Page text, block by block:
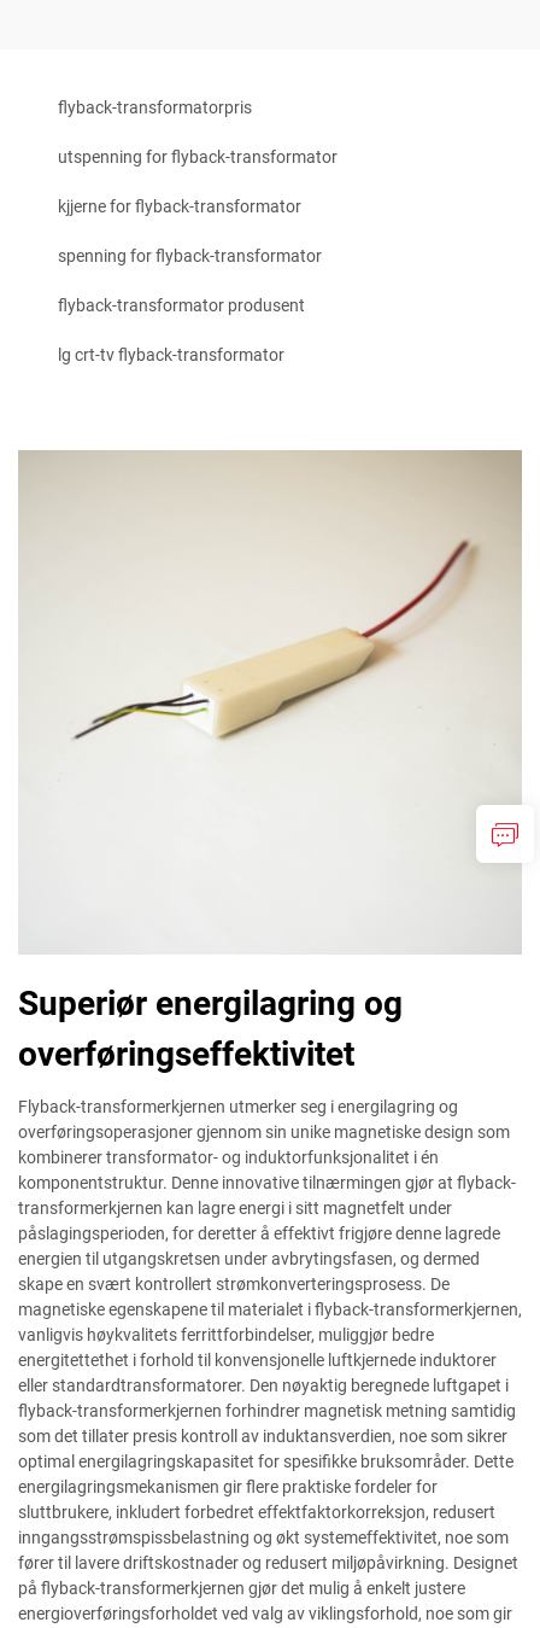
flyback-transformatorpris
utspenning for flyback-transformator
kjjerne for flyback-transformator
spenning for flyback-transformator
flyback-transformator produsent
lg crt-tv flyback-transformator
Superiør energilagring og
overføringseffektivitet
Flyback-transformerkjernen utmerker seg i energilagring og
overføringsoperasjoner gjennom sin unike magnetiske design som
kombinerer transformator- og induktorfunksjonalitet i én
komponentstruktur. Denne innovative tilnærmingen gjør at flyback-
transformerkjernen kan lagre energi i sitt magnetfelt under
påslagingsperioden, for deretter å effektivt frigjøre denne lagrede
energien til utgangskretsen under avbrytingsfasen, og dermed
skape en svært kontrollert strømkonverteringsprosess. De
magnetiske egenskapene til materialet i flyback-transformerkjernen,
vanligvis høykvalitets ferrittforbindelser, muliggjør bedre
energitettethet i forhold til konvensjonelle luftkjernede induktorer
eller standardtransformatorer. Den nøyaktig beregnede luftgapet i
flyback-transformerkjernen forhindrer magnetisk metning samtidig
som det tillater presis kontroll av induktansverdien, noe som sikrer
optimal energilagringskapasitet for spesifikke bruksområder. Dette
energilagringsmekanismen gir flere praktiske fordeler for
sluttbrukere, inkludert forbedret effektfaktorkorreksjon, redusert
inngangsstrømspissbelastning og økt systemeffektivitet, noe som
fører til lavere driftskostnader og redusert miljøpåvirkning. Designet
på flyback-transformerkjernen gjør det mulig å enkelt justere
energioverføringsforholdet ved valg av viklingsforhold, noe som gir